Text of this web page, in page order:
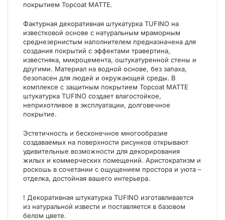
покрытием Topcoat MATTE.
Фактурная декоративная штукатурка TUFINO на
известковой основе с натуральным мраморным
среднезернистым наполнителем предназначена для
создания покрытий с эффектами травертина,
известняка, микроцемента, оштукатуренной стены и
другими. Материал на водной основе, без запаха,
безопасен для людей и окружающей среды. В
комплексе с защитным покрытием Topcoat MATTE
штукатурка TUFINO создает влагостойкое,
неприхотливое в эксплуатации, долговечное
покрытие.
Эстетичность и бесконечное многообразие
создаваемых на поверхности рисунков открывают
удивительные возможности для декорирования
жилых и коммерческих помещений. Аристократизм и
роскошь в сочетании с ощущением простора и уюта –
отделка, достойная вашего интерьера.
! Декоративная штукатурка TUFINO изготавливается
из натуральной извести и поставляется в базовом
белом цвете.